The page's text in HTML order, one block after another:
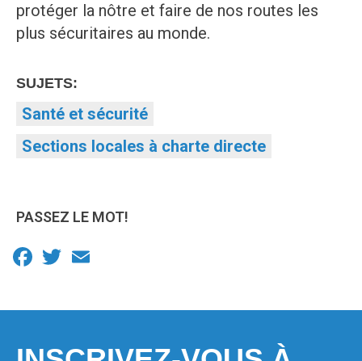
protéger la nôtre et faire de nos routes les
plus sécuritaires au monde.
SUJETS:
Santé et sécurité
Sections locales à charte directe
PASSEZ LE MOT!
Facebook
Twitter